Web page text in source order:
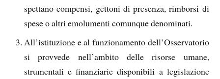
spettano compensi, gettoni di presenza, rimborsi di
spese o altri emolumenti comunque denominati.
All’istituzione e al funzionamento dell’Osservatorio
si provvede nell’ambito delle risorse umane,
strumentali e finanziarie disponibili a legislazione